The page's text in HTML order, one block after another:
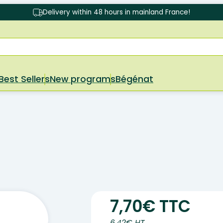
Delivery within 48 hours in mainland France!
SellersNew programsBégénat
7,70€ TTC